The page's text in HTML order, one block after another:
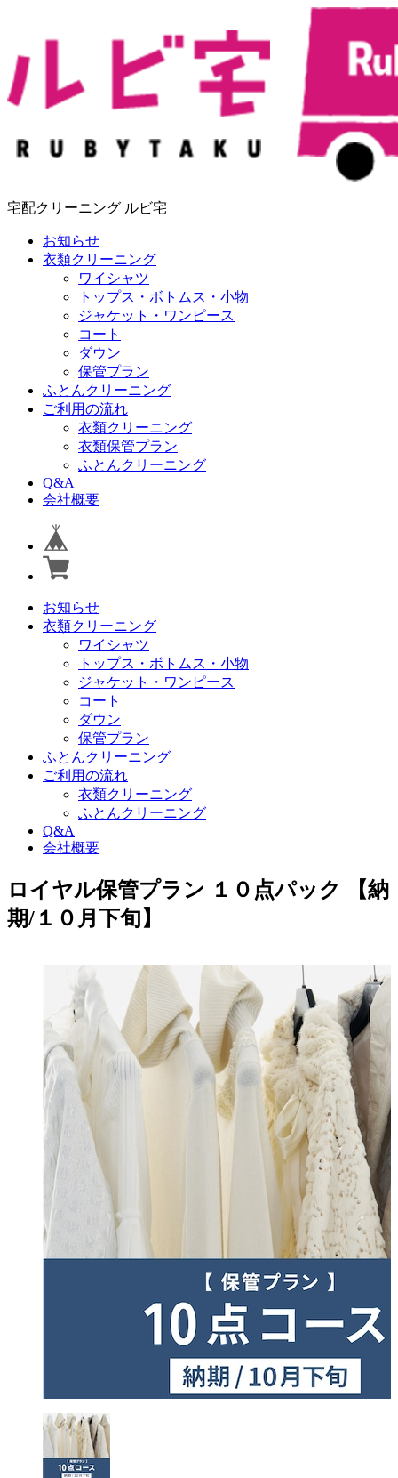
宅配クリーニング ルビ宅
お知らせ
衣類クリーニング
ワイシャツ
トップス・ボトムス・小物
ジャケット・ワンピース
コート
ダウン
保管プラン
ふとんクリーニング
ご利用の流れ
衣類クリーニング
衣類保管プラン
ふとんクリーニング
Q&A
会社概要
お知らせ
衣類クリーニング
ワイシャツ
トップス・ボトムス・小物
ジャケット・ワンピース
コート
ダウン
保管プラン
ふとんクリーニング
ご利用の流れ
衣類クリーニング
ふとんクリーニング
Q&A
会社概要
ロイヤル保管プラン １０点パック 【納
期/１０月下旬】